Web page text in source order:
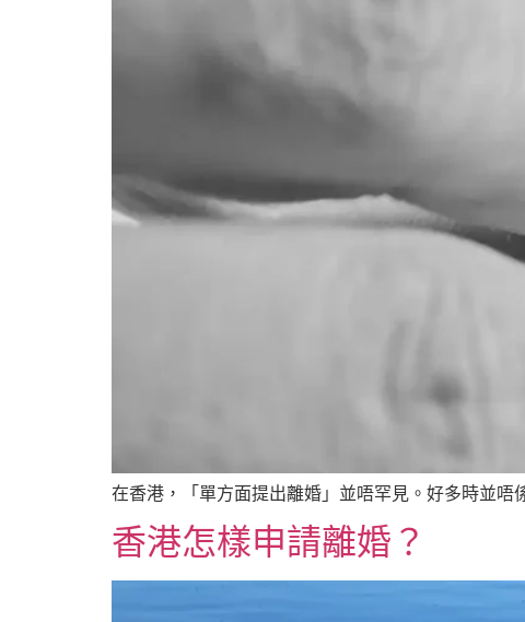
在香港，「單方面提出離婚」並唔罕見。好多時並
香港怎樣申請離婚？